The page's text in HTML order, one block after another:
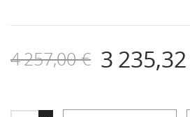
4 257,00 € 3